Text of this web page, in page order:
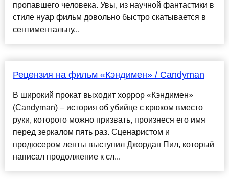
пропавшего человека. Увы, из научной фантастики в
стиле нуар фильм довольно быстро скатывается в
сентиментальну...
Рецензия на фильм «Кэндимен» / Candyman
В широкий прокат выходит хоррор «Кэндимен»
(Candyman) – история об убийце с крюком вместо
руки, которого можно призвать, произнеся его имя
перед зеркалом пять раз. Сценаристом и
продюсером ленты выступил Джордан Пил, который
написал продолжение к сл...